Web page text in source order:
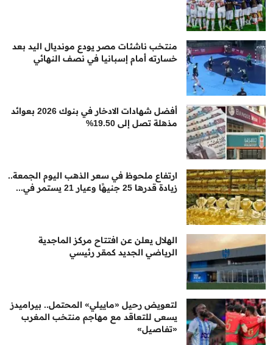
منتخب ناشئات مصر يودع مونديال اليد بعد
خسارته أمام إسبانيا في نصف النهائي
أفضل شهادات الادخار في بنوك 2026 بعوائد
مذهلة تصل إلى 19.50%
ارتفاع ملحوظ في سعر الذهب اليوم الجمعة..
زيادة قدرها 25 جنيهًا وعيار 21 يستمر في...
الهلال يعلن عن افتتاح مركز الماجدية
الرياضي الجديد كمقر رئيسي
لتعويض رحيل «ماييلي» المحتمل.. بيراميدز
يسعى للتعاقد مع مهاجم منتخب المغرب
«تفاصيل»